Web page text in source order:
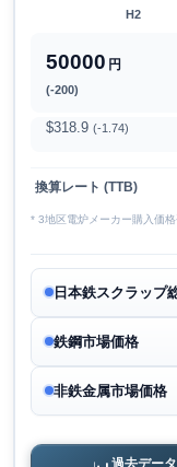
H2
50000 円
(-200)
$318.9 (-1.74)
換算レート (TTB)
* 3地区電炉メーカー購入価格
日本鉄スクラップ
鉄鋼市場価格
非鉄金属市場価格
過去データ